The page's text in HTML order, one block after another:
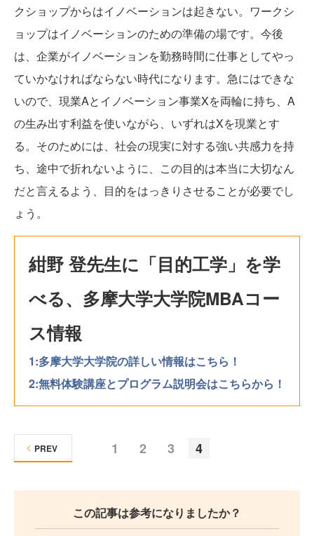
クショップからはイノベーションは起きない。ワークシ
ョップはイノベーションのための準備の場です。今後
は、企業がイノベーションを勤務時間に仕事としてやっ
ていかなければならない時代になります。急にはできな
いので、現業Aとイノベーション事業Xを両輪に持ち、A
の生み出す利益を使いながら、いずれはXを現業とす
る。そのためには、社会の現実に対する強い共感力を持
ち、途中で折れないように、この目的は本当に大切なん
だと言えるよう、目的をはっきりさせることが必要でし
ょう。
紺野 登先生に「目的工学」を学
べる、多摩大学大学院MBAコー
ス情報
1:多摩大学大学院の詳しい情報はこちら！
2:無料体験講座とプログラム説明会はこちらから！
1 2 3 4
PREV
この記事は参考になりましたか？